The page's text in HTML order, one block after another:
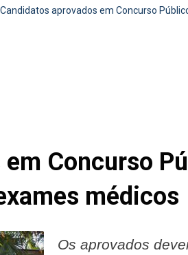
Candidatos aprovados em Concurso
Concurso
médicos
Os aprovados